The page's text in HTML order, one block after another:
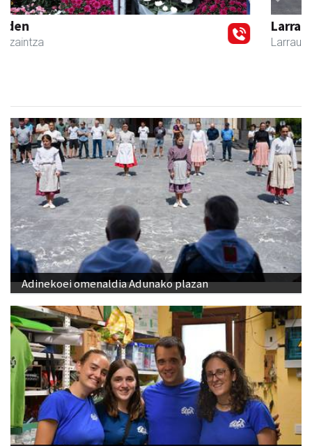
Larraulgo herri ostatua
Larraul
Adinekoei omenaldia Adunako plazan